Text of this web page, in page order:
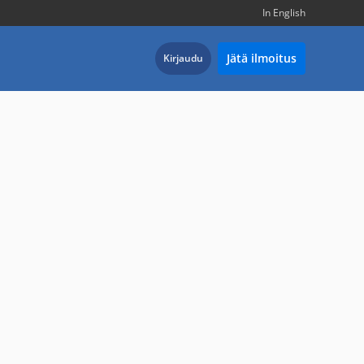
In English
Kirjaudu Jätä ilmoitus